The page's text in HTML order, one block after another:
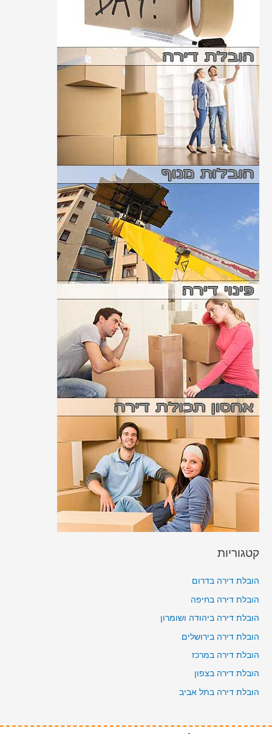
קטגוריות
הובלת דירה בדרום
הובלת דירה בחיפה
הובלת דירה ביהודה ושומרון
הובלת דירה בירושלים
הובלת דירה במרכז
הובלת דירה בצפון
הובלת דירה בתל אביב